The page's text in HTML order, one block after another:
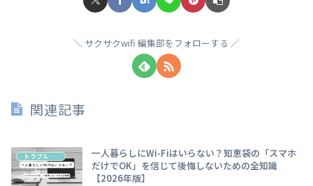
サクサクwifi 編集部をフォローする
関連記事
トラブル・お悩み
一人暮らしにWi-Fiはいらない？知恵袋の「スマホ
だけでOK」を信じて後悔しないための全知識
【2026年版】